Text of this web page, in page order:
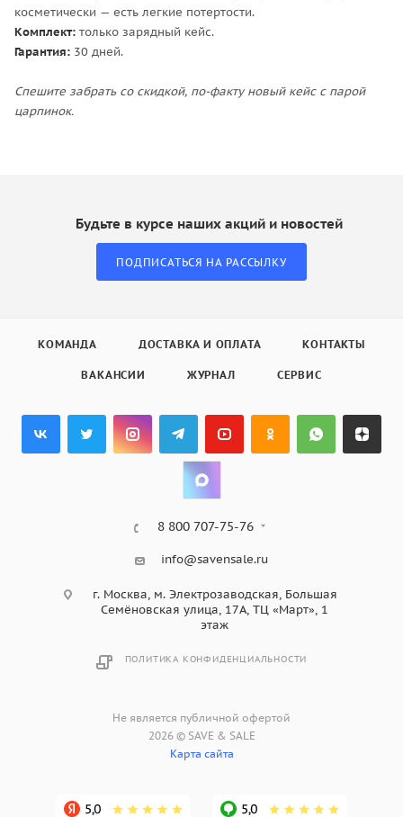
косметически — есть легкие потертости.
Комплект: только зарядный кейс.
Гарантия: 30 дней.
Спешите забрать со скидкой, по-факту новый кейс с парой
царпинок.
Будьте в курсе наших акций и новостей
ПОДПИСАТЬСЯ НА РАССЫЛКУ
КОМАНДА ДОСТАВКА И ОПЛАТА КОНТАКТЫ
ВАКАНСИИ ЖУРНАЛ СЕРВИС
8 800 707-75-76
info@savensale.ru
г. Москва, м. Электрозаводская, Большая
Семёновская улица, 17А, ТЦ «Март», 1
этаж
ПОЛИТИКА КОНФИДЕНЦИАЛЬНОСТИ
Не является публичной офертой
2026 © SAVE & SALE
Карта сайта